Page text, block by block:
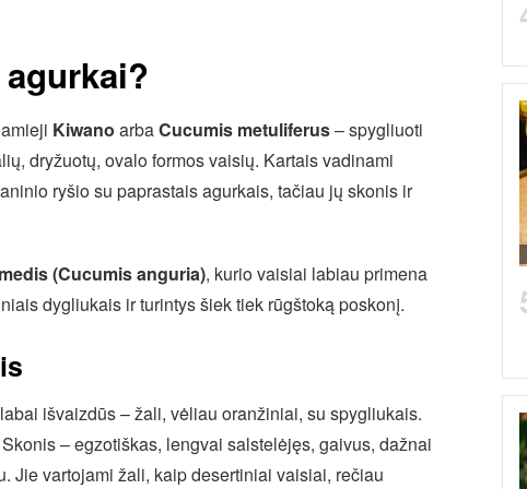
Kiwano arbaCucumis metuliferus– spygliuoti
dryžuotų, ovalo formos vaisių. Kartais vadinami
ryšio su paprastais agurkais, tačiau jų skonis ir
(Cucumis anguria), kurio vaisiai labiau primena
dygliukais ir turintys šiek tiek rūgštoką poskonį.
išvaizdūs – žali, vėliau oranžiniai, su spygliukais.
– egzotiškas, lengvai salstelėjęs, gaivus, dažnai
Jie vartojami žali, kaip desertiniai vaisiai, rečiau